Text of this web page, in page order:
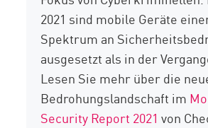
2021 sind mobile Geräte
Spektrum an
ausgesetzt als in der
Lesen Sie mehr über die
Bedrohungslandschaft im
Security Report 2021 von